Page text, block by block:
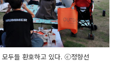
두들 환호하고 있다. ⓒ정향선